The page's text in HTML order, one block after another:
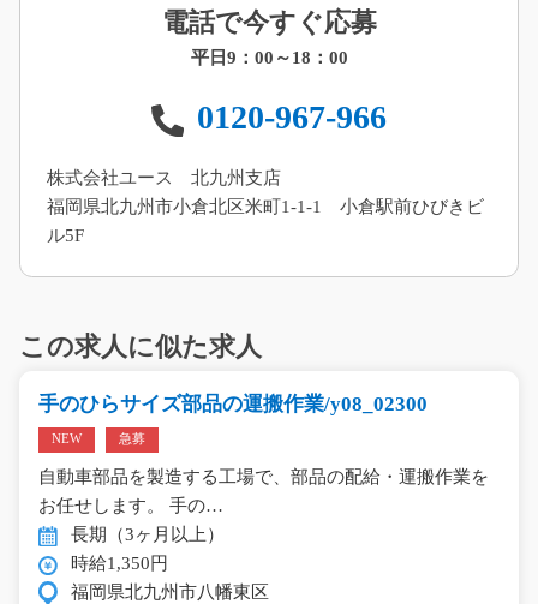
電話で今すぐ応募
平日9：00～18：00
0120-967-966
株式会社ユース 北九州支店
福岡県北九州市小倉北区米町1-1-1 小倉駅前ひびきビ
ル5F
この求人に似た求人
手のひらサイズ部品の運搬作業/y08_02300
NEW 急募
自動車部品を製造する工場で、部品の配給・運搬作業を
お任せします。 手の…
長期（3ヶ月以上）
時給1,350円
福岡県北九州市八幡東区